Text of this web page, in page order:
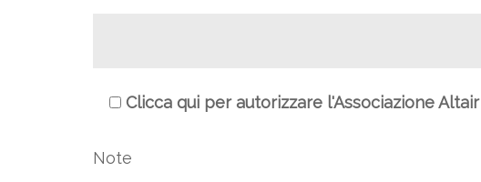
Clicca qui per autorizzare l'Associazione
Note